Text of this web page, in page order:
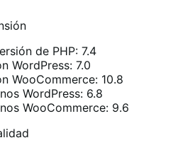
de PHP: 7.4
WordPress: 7.0
WooCommerce: 10.8
WordPress: 6.8
WooCommerce: 9.6